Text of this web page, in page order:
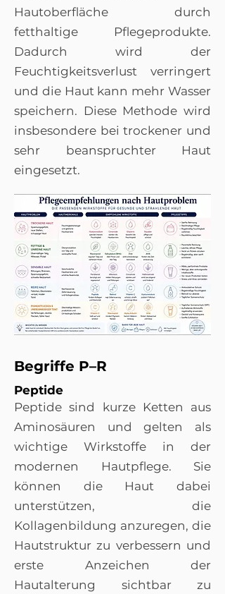
Hautoberfläche durch
fetthaltige Pflegeprodukte.
Dadurch wird der
Feuchtigkeitsverlust verringert
und die Haut kann mehr Wasser
speichern. Diese Methode wird
insbesondere bei trockener und
sehr beanspruchter Haut
eingesetzt.
Begriffe P–R
Peptide
Peptide sind kurze Ketten aus
Aminosäuren und gelten als
wichtige Wirkstoffe in der
modernen Hautpflege. Sie
können die Haut dabei
unterstützen, die
Kollagenbildung anzuregen, die
Hautstruktur zu verbessern und
erste Anzeichen der
Hautalterung sichtbar zu